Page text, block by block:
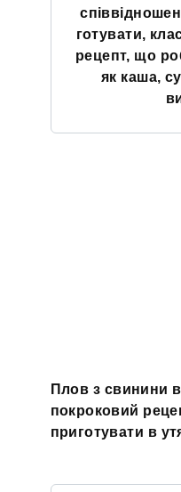
готувати,
рецепт, що
як каша,
Плов з свинини в
покроковий
приготувати в